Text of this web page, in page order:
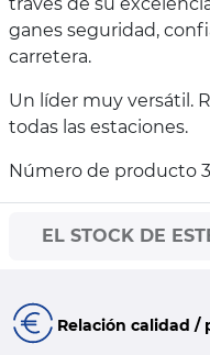
ganes seguridad,
carretera.
Un líder muy versátil.
todas las estaciones.
Número de producto
EL STOCK DE
Relación calidad /